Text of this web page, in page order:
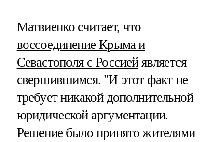
Матвиенко считает, что
воссоединение Крыма и
Севастополя с Россиейявляется
свершившимся. "И этот факт не
требует никакой дополнительной
юридической аргументации.
Решение было принято жителями